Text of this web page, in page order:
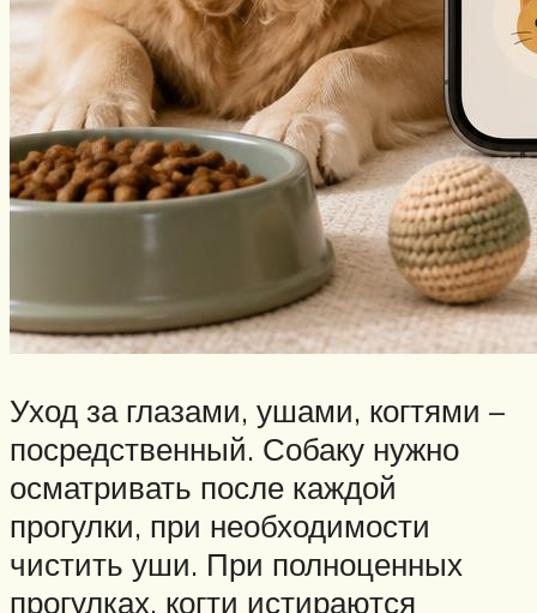
Уход за глазами, ушами, когтями –
посредственный. Собаку нужно
осматривать после каждой
прогулки, при необходимости
чистить уши. При полноценных
прогулках, когти истираются